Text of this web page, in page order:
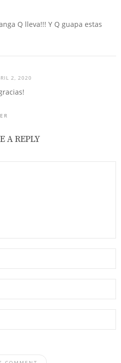
Q lleva!!! Y Q guapa estas
2, 2020
A REPLY